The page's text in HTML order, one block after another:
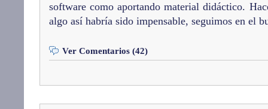
software como aportando material didáctico.
algo así habría sido impensable, seguimos en el
Ver Comentarios (42)